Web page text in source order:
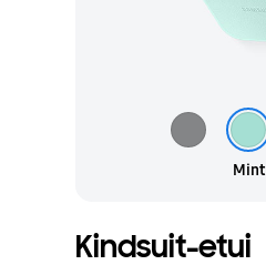
Kindsuit-etui
Mint